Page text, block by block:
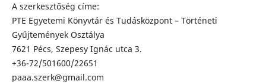
A szerkesztőség címe:
PTE Egyetemi Könyvtár és Tudásközpont – Történeti
Gyűjtemények Osztálya
7621 Pécs, Szepesy Ignác utca 3.
+36-72/501600/22651
paaa.szerk@gmail.com